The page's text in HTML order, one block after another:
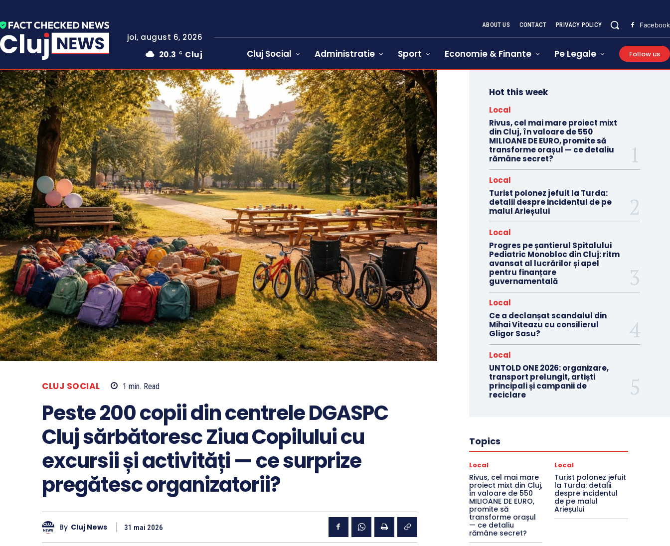
joi, august 6, 2026
20.3
C Cluj
ABOUT US CONTACT PRIVACY POLICY Facebook
Cluj Social Administratie Sport Economie & Finante Pe Legale Follow us
CLUJ SOCIAL 1 min. Read
Peste 200 copii din centrele DGASPC
Cluj sărbătoresc Ziua Copilului cu
excursii și activități — ce surprize
pregătesc organizatorii?
By Cluj News 31 mai 2026
Hot this week
Local
Rivus, cel mai mare proiect mixt
din Cluj, în valoare de 550
MILIOANE DE EURO, promite să
transforme orașul — ce detaliu
rămâne secret?
Local
Turist polonez jefuit la Turda:
detalii despre incidentul de pe
malul Arieșului
Local
Progres pe șantierul Spitalului
Pediatric Monobloc din Cluj: ritm
avansat al lucrărilor și apel
pentru finanțare
guvernamentală
Local
Ce a declanșat scandalul din
Mihai Viteazu cu consilierul
Gligor Sasu?
Local
UNTOLD ONE 2026: organizare,
transport prelungit, artiști
principali și campanii de
reciclare
Topics
Local
Rivus, cel mai mare
proiect mixt din Cluj,
în valoare de 550
MILIOANE DE EURO,
promite să
transforme orașul
— ce detaliu
rămâne secret?
Local
Turist polonez jefuit
la Turda: detalii
despre incidentul
de pe malul
Arieșului